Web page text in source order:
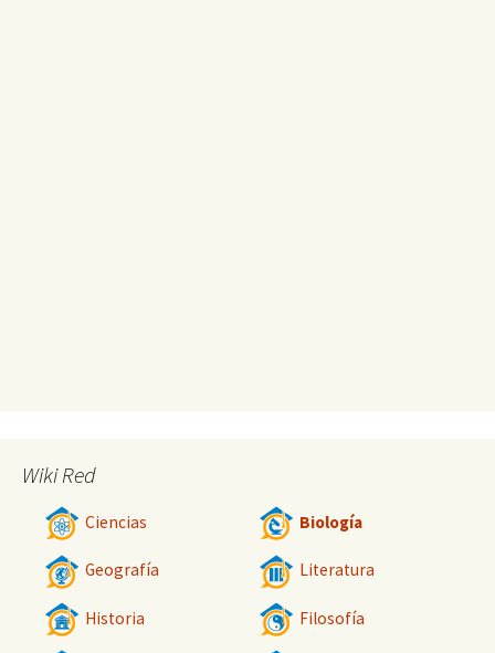
Wiki Red
Ciencias Biología
Geografía Literatura
Historia Filosofía